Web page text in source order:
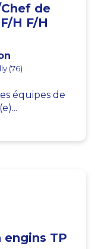
de
H F/H
(76)
équipes de
TP